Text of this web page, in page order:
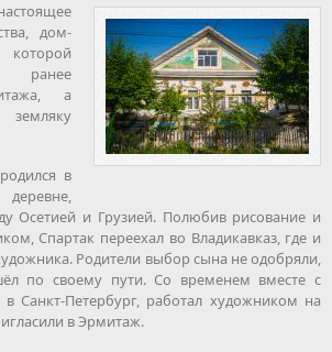
дом-
которой
ранее
а
в
Осетией и Грузией. Полюбив рисование и
Спартак переехал во Владикавказ, где и
Родители выбор сына не одобряли,
по своему пути. Со временем вместе с
Санкт-Петербург, работал художником на
в Эрмитаж.